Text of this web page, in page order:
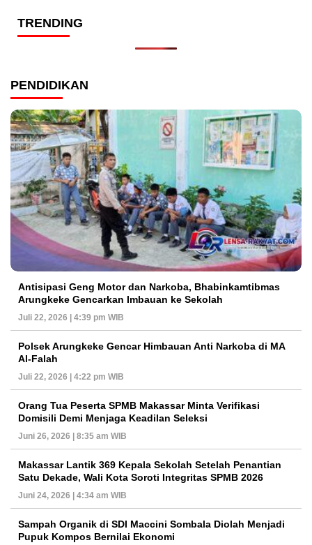
TRENDING
PENDIDIKAN
Antisipasi Geng Motor dan Narkoba, Bhabinkamtibmas
Arungkeke Gencarkan Imbauan ke Sekolah
Juli 22, 2026 | 4:39 pm WIB
Polsek Arungkeke Gencar Himbauan Anti Narkoba di MA
Al-Falah
Juli 22, 2026 | 4:22 pm WIB
Orang Tua Peserta SPMB Makassar Minta Verifikasi
Domisili Demi Menjaga Keadilan Seleksi
Juni 26, 2026 | 8:35 am WIB
Makassar Lantik 369 Kepala Sekolah Setelah Penantian
Satu Dekade, Wali Kota Soroti Integritas SPMB 2026
Juni 24, 2026 | 4:34 am WIB
Sampah Organik di SDI Maccini Sombala Diolah Menjadi
Pupuk Kompos Bernilai Ekonomi